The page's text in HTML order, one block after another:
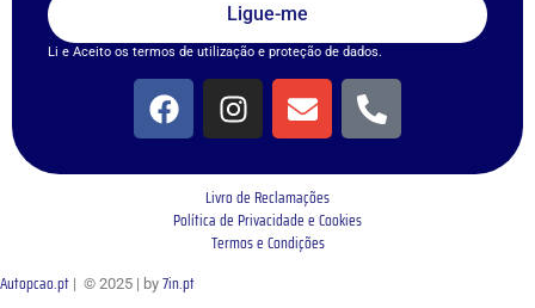
Ligue-me
Li e Aceito os termos de utilização e proteção de dados.
Autopcao.pt | © 2025 | by 7in.pt
Livro de Reclamações
Política de Privacidade e Cookies
Termos e Condições